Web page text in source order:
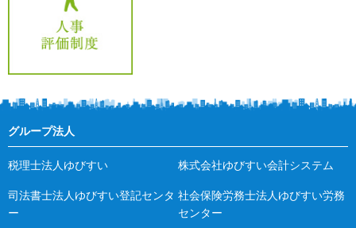
グループ法人
税理士法人ゆびすい 株式会社ゆびすい会計システム
司法書士法人ゆびすい登記センタ
ー
社会保険労務士法人ゆびすい労務
センター